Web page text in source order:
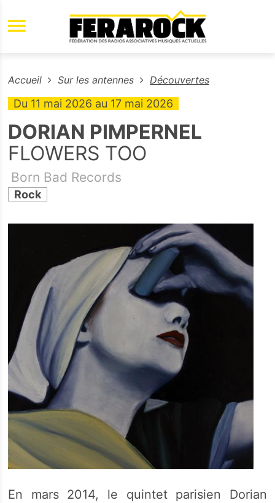
Aller au contenu principal
Accueil Sur les antennes Découvertes
Du 11 mai 2026 au 17 mai 2026
DORIAN PIMPERNEL
FLOWERS TOO
Born Bad Records
Rock
En mars 2014, le quintet parisien Dorian